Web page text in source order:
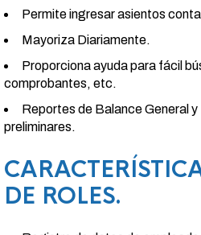
Permite ingresar asientos
Mayoriza Diariamente.
Proporciona ayuda para fácil
comprobantes, etc.
Reportes de Balance General
preliminares.
DE ROLES.